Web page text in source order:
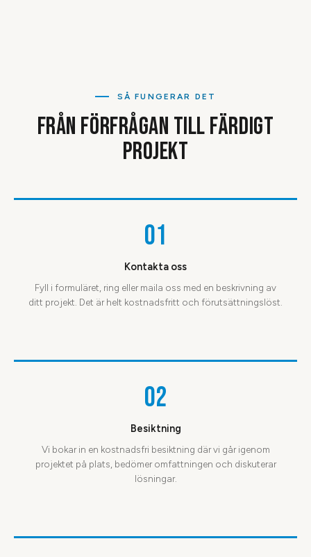
SÅ FUNGERAR DET
FRÅN FÖRFRÅGAN TILL FÄRDIGT
PROJEKT
01
Kontakta oss
Fyll i formuläret, ring eller maila oss med en beskrivning av
ditt projekt. Det är helt kostnadsfritt och förutsättningslöst.
02
Besiktning
Vi bokar in en kostnadsfri besiktning där vi går igenom
projektet på plats, bedömer omfattningen och diskuterar
lösningar.